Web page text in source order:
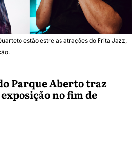
estão estre as atrações do Frita Jazz,
Parque Aberto traz
no fim de